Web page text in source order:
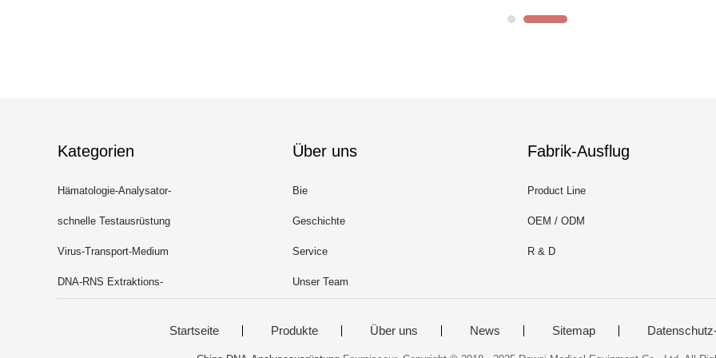
Kategorien
Hämatologie-Analysator-
Reagens
schnelle Testausrüstung
Virus-Transport-Medium
DNA-RNS Extraktions-
Über uns
Bie
Geschichte
Service
Unser Team
Fabrik-Ausflug
Product Line
OEM / ODM
R & D
Startseite Produkte Über uns News Sitemap